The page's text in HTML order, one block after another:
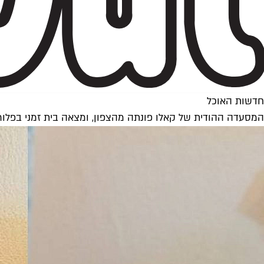
חדשות האוכל
המסעדה ההודית של קאלו פונתה מהצפון, ומצאה בית זמני